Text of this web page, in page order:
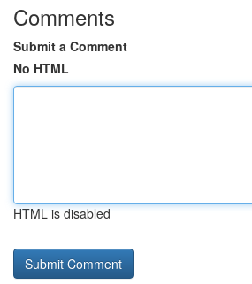
Comments
Submit a Comment
No HTML
HTML is disabled